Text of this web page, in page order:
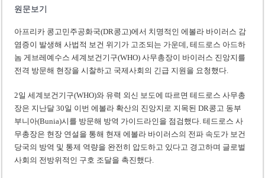
원문보기
아프리카 콩고민주공화국(DR콩고)에서 치명적인 에볼라 바이러스 감
염증이 발생해 사법적 보건 위기가 고조되는 가운데, 테드로스 아드하
놈 게브레예수스 세계보건기구(WHO) 사무총장이 바이러스 진앙지를
전격 방문해 현장을 시찰하고 국제사회의 긴급 지원을 요청했다.
2일 세계보건기구(WHO)와 유력 외신 보도에 따르면 테드로스 사무총
장은 지난달 30일 이번 에볼라 확산의 진앙지로 지목된 DR콩고 동부
부니아(Bunia)시를 방문해 방역 가이드라인을 점검했다. 테드로스 사
무총장은 현장 연설을 통해 현재 에볼라 바이러스의 전파 속도가 보건
당국의 방역 및 통제 역량을 완전히 압도하고 있다고 경고하며 글로벌
사회의 전방위적인 구호 조달을 촉진했다.